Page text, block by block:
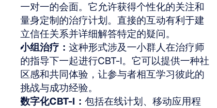
一对一的会面。它允许获得个性化的关注和
量身定制的治疗计划。直接的互动有利于建
立信任关系并详细解答特定的疑问。
小组治疗： 这种形式涉及一小群人在治疗师
的指导下一起进行CBT-I。它可以提供一种社
区感和共同体验，让参与者相互学习彼此的
挑战与成功经验。
数字化CBT-I： 包括在线计划、移动应用程